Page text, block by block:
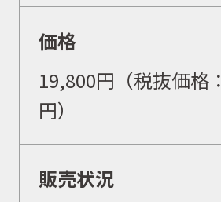
WEBショップ
ニュース
イベント
価格
19,800円（税抜価格：
円）
販売状況